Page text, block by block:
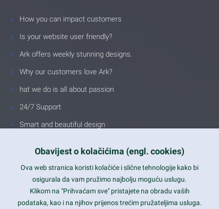
How you can impact customers
Is your website user friendly?
Ark offers weekly stunning designs.
Why our customers love Ark?
hat we do is all about passion
24/7 Support
Smart and beautiful design
Latest trends and much more...
Obavijest o kolačićima (engl. cookies)
Ova web stranica koristi kolačiće i slične tehnologije kako bi
osigurala da vam pružimo najbolju moguću uslugu.
Klikom na "Prihvaćam sve" pristajete na obradu vaših
podataka, kao i na njihov prijenos trećim pružateljima usluga.